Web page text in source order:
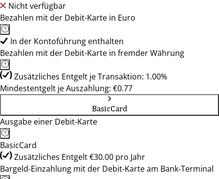
Nicht verfügbar
Bezahlen mit der Debit-Karte in Euro
In der Kontoführung enthalten
Bezahlen mit der Debit-Karte in fremder Währung
Zusätzliches Entgelt je Transaktion: 1.00%
Mindestentgelt je Auszahlung: €0.77
BasicCard
Ausgabe einer Debit-Karte
BasicCard
Zusätzliches Entgelt €30.00 pro Jahr
Bargeld-Einzahlung mit der Debit-Karte am Bank-Terminal